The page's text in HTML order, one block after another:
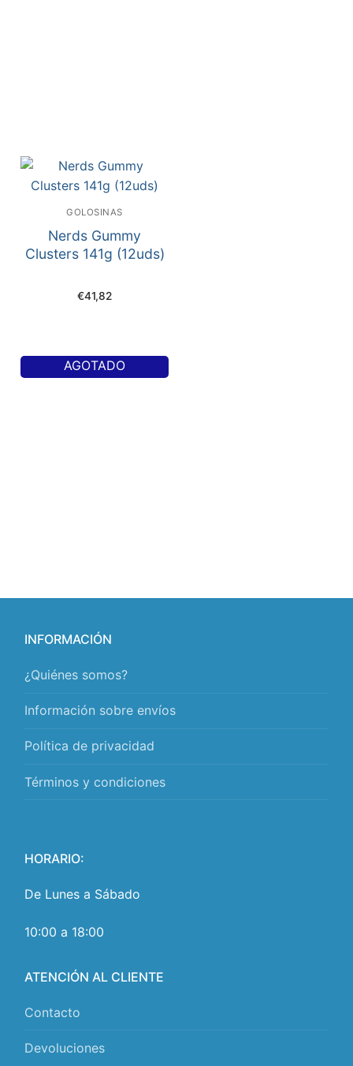
GOLOSINAS
Nerds Gummy
Clusters 141g (12uds)
€41,82
AGOTADO
INFORMACIÓN
¿Quiénes somos?
Información sobre envíos
Política de privacidad
Términos y condiciones
HORARIO:
De Lunes a Sábado
10:00 a 18:00
ATENCIÓN AL CLIENTE
Contacto
Devoluciones